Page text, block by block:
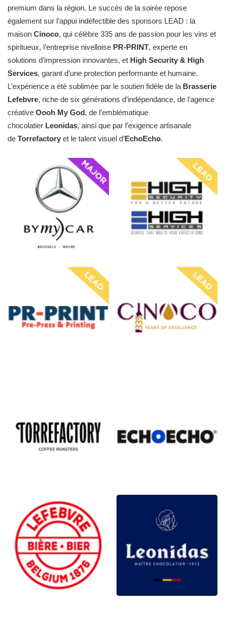
premium dans la région. Le succès de la soirée repose
également sur l’appui indéfectible des sponsors LEAD : la
maison Cinoco, qui célèbre 335 ans de passion pour les vins et
spiritueux, l’entreprise nivelloise PR-PRINT, experte en
solutions d’impression innovantes, et High Security & High
Services, garant d’une protection performante et humaine.
L’expérience a été sublimée par le soutien fidèle de la Brasserie
Lefebvre, riche de six générations d’indépendance, de l’agence
créative Oooh My God, de l’emblématique
chocolatier Leonidas, ainsi que par l’exigence artisanale
de Torrefactory et le talent visuel d’EchoEcho.